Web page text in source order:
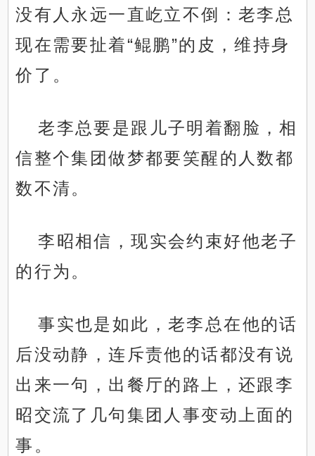
没有人永远一直屹立不倒：老李总
现在需要扯着“鲲鹏”的皮，维持身
价了。
老李总要是跟儿子明着翻脸，相
信整个集团做梦都要笑醒的人数都
数不清。
李昭相信，现实会约束好他老子
的行为。
事实也是如此，老李总在他的话
后没动静，连斥责他的话都没有说
出来一句，出餐厅的路上，还跟李
昭交流了几句集团人事变动上面的
事。